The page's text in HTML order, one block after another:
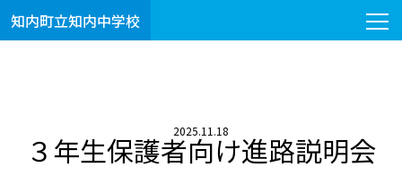
知内町立知内中学校
2025.11.18
３年生保護者向け進路説明会